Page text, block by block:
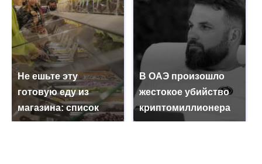
Не ешьте эту
готовую еду из
магазина: список
В ОАЭ произошло
жестокое убийство
криптомиллионера